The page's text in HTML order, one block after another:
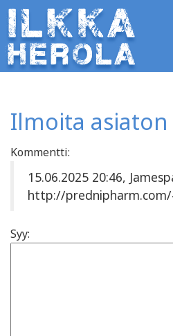
Ilmoita
Kommentti:
15.06.2025 20:46,
http://
Syy: